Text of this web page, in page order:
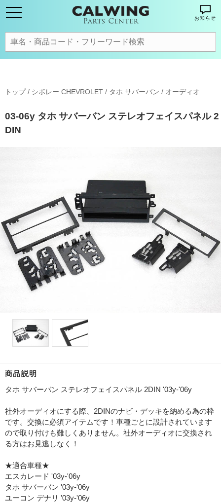
お知らせ
トップ/ シボレー CHEVROLET / タホ サバーバン / オーディオ
03-06y タホ サバーバン ステレオフェイスパネル 2
DIN
商品説明
タホ サバーバン ステレオフェイスパネル 2DIN '03y-'06y
社外オーディオにする際、2DINのナビ・デッキを納める為の枠
です。交換に必須アイテムです！車種ごとに設計されています
ので取り付けも難しくありません。社外オーディオに交換され
る方はお見逃しなく！
★適合車種★
エスカレード '03y-'06y
タホ サバーバン '03y-'06y
ユーコン デナリ '03y-'06y